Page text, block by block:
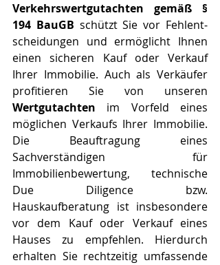
Ver­kehrs­wert­gut­ach­ten gemäß §
194 BauGB schützt Sie vor Fehl­ent­
schei­dun­gen und ermöglicht Ihnen
einen sicheren Kauf oder Verkauf
Ihrer Immobilie. Auch als Verkäufer
Wertgutachten im Vorfeld eines
möglichen Verkaufs Ihrer Immobilie.
Die Beauftragung eines
Sachverständigen für
Immobilienbewertung, technische
Due Diligence bzw.
Hauskaufberatung ist insbesondere
vor dem Kauf oder Verkauf eines
Hauses zu empfehlen. Hierdurch
erhalten Sie rechtzeitig umfassende